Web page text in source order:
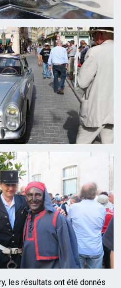
les résultats ont été donnés